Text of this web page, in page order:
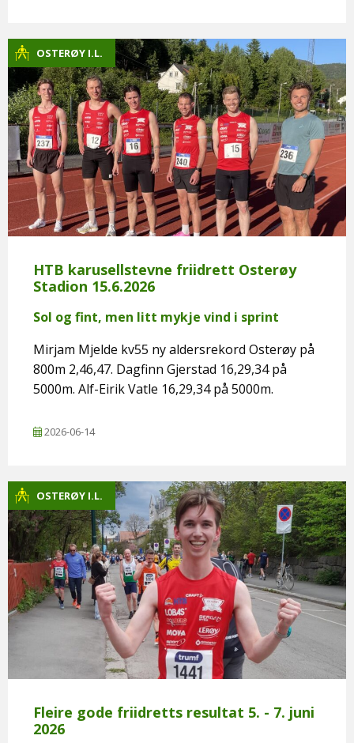
OSTERØY I.L.
HTB karusellstevne friidrett Osterøy
Stadion 15.6.2026
Sol og fint, men litt mykje vind i sprint
Mirjam Mjelde kv55 ny aldersrekord Osterøy på
800m 2,46,47. Dagfinn Gjerstad 16,29,34 på
5000m. Alf-Eirik Vatle 16,29,34 på 5000m.
2026-06-14
OSTERØY I.L.
Fleire gode friidretts resultat 5. - 7. juni
2026